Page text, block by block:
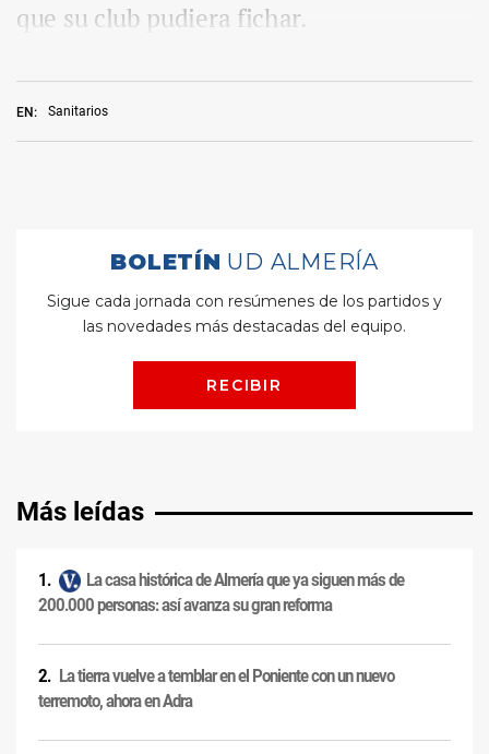
EN: Sanitarios
que su club pudiera fichar.
Más leídas
La casa histórica de Almería que ya siguen más de
200.000 personas: así avanza su gran reforma
La tierra vuelve a temblar en el Poniente con un nuevo
terremoto, ahora en Adra